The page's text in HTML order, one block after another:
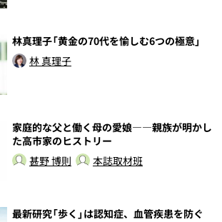
林真理子「黄金の70代を愉しむ6つの極意」
林 真理子
家庭的な父と働く母の愛娘――親族が明かし
た高市家のヒストリー
甚野 博則
本誌取材班
最新研究「歩く」は認知症、血管疾患を防ぐ